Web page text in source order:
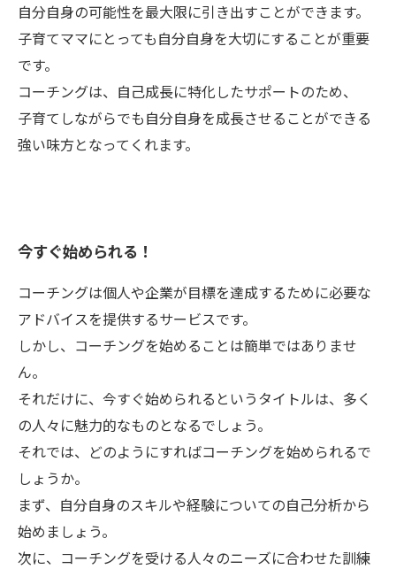
自分自身の可能性を最大限に引き出すことができます。
子育てママにとっても自分自身を大切にすることが重要
です。
コーチングは、自己成長に特化したサポートのため、
子育てしながらでも自分自身を成長させることができる
強い味方となってくれます。
今すぐ始められる！
コーチングは個人や企業が目標を達成するために必要な
アドバイスを提供するサービスです。
しかし、コーチングを始めることは簡単ではありませ
ん。
それだけに、今すぐ始められるというタイトルは、多く
の人々に魅力的なものとなるでしょう。
それでは、どのようにすればコーチングを始められるで
しょうか。
まず、自分自身のスキルや経験についての自己分析から
始めましょう。
次に、コーチングを受ける人々のニーズに合わせた訓練